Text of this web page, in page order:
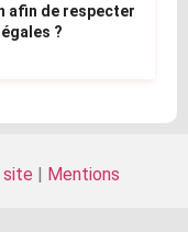
afin de respecter
?
site | Mentions